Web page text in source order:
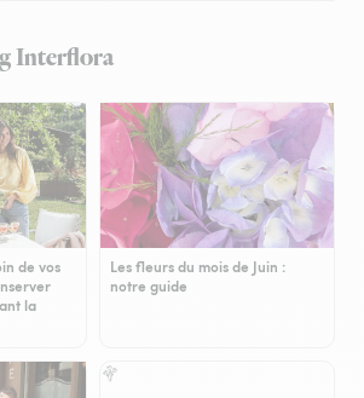
Interflora
de vos
la
Les fleurs du mois de Juin :
notre guide